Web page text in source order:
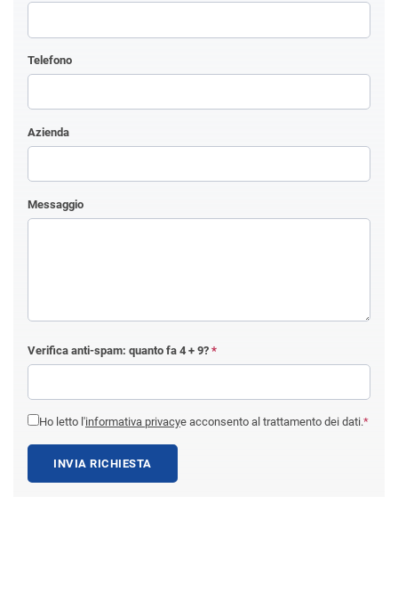
Telefono
Azienda
Messaggio
Verifica anti-spam: quanto fa 4 + 9? *
Ho letto l'informativa privacye acconsento al trattamento dei dati.*
INVIA RICHIESTA